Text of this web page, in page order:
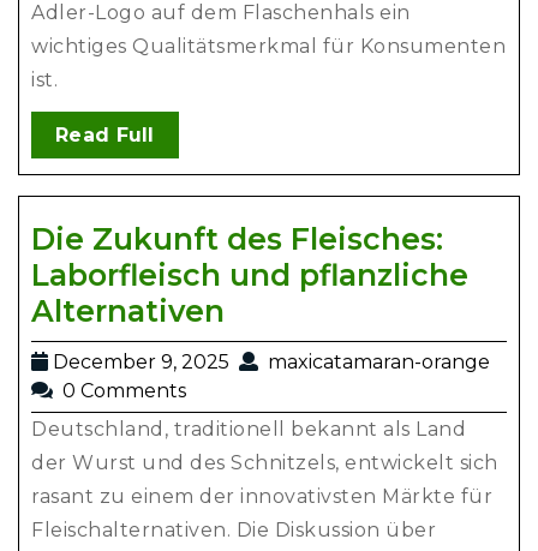
Adler-Logo auf dem Flaschenhals ein
wichtiges Qualitätsmerkmal für Konsumenten
ist.
Read Full
Die Zukunft des Fleisches:
Laborfleisch und pflanzliche
Alternativen
December 9, 2025
maxicatamaran-orange
0 Comments
Deutschland, traditionell bekannt als Land
der Wurst und des Schnitzels, entwickelt sich
rasant zu einem der innovativsten Märkte für
Fleischalternativen. Die Diskussion über